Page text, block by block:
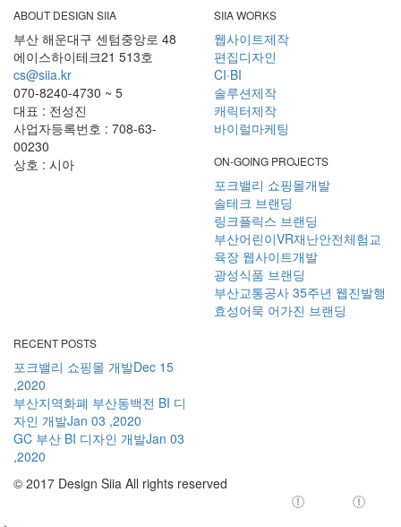
ABOUT DESIGN SIIA
부산 해운대구 센텀중앙로 48
에이스하이테크21 513호
cs@siia.kr
070-8240-4730 ~ 5
대표 : 전성진
사업자등록번호 : 708-63-
00230
상호 : 시아
SIIA WORKS
웹사이트제작
편집디자인
CI·BI
솔루션제작
캐릭터제작
바이럴마케팅
ON-GOING PROJECTS
포크밸리 쇼핑몰개발
솔테크 브랜딩
링크플릭스 브랜딩
부산어린이VR재난안전체험교
육장 웹사이트개발
광성식품 브랜딩
부산교통공사 35주년 웹진발행
효성어묵 어가진 브랜딩
RECENT POSTS
포크밸리 쇼핑몰 개발Dec 15
,2020
부산지역화폐 부산동백전 BI 디
자인 개발Jan 03 ,2020
GC 부산 BI 디자인 개발Jan 03
,2020
© 2017 Design Siia All rights reserved